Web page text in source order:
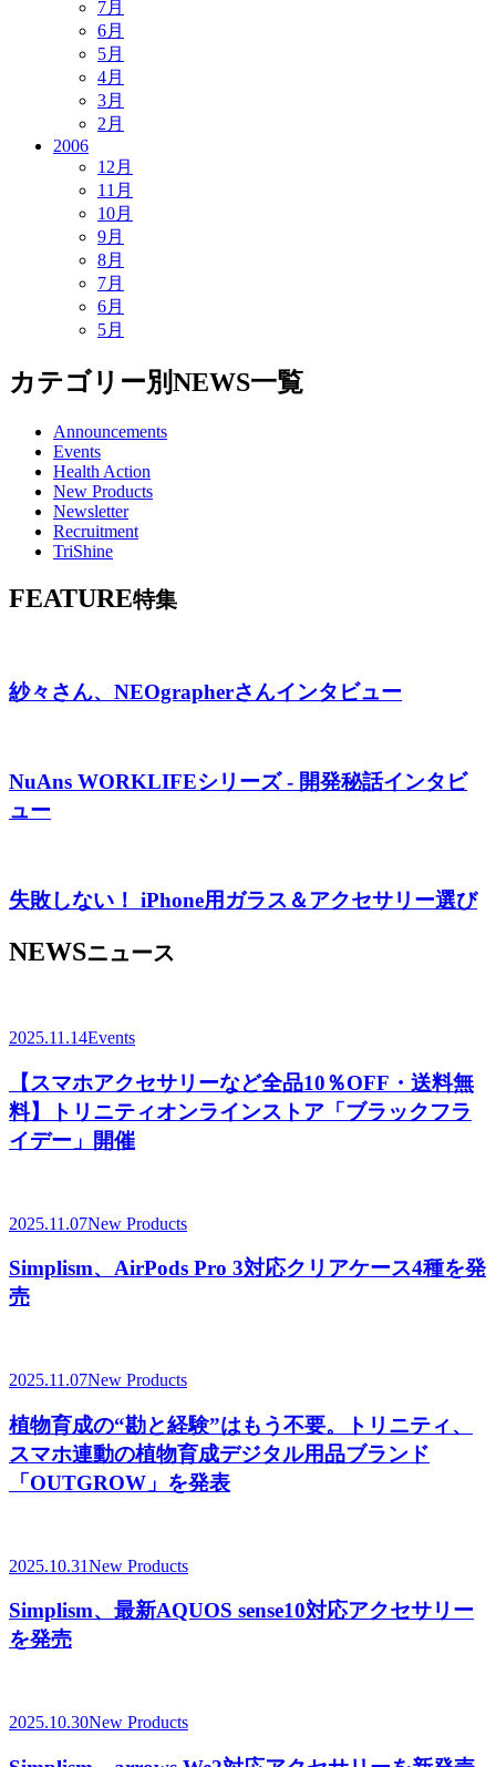
7月
6月
5月
4月
3月
2月
2006
12月
11月
10月
9月
8月
7月
6月
5月
カテゴリー別NEWS一覧
Announcements
Events
Health Action
New Products
Newsletter
Recruitment
TriShine
FEATURE特集
紗々さん、NEOgrapherさんインタビュー
NuAns WORKLIFEシリーズ - 開発秘話インタビ
ュー
失敗しない！ iPhone用ガラス＆アクセサリー選び
NEWSニュース
2025.11.14Events
【スマホアクセサリーなど全品10％OFF・送料無
料】トリニティオンラインストア「ブラックフラ
イデー」開催
2025.11.07New Products
Simplism、AirPods Pro 3対応クリアケース4種を発
売
2025.11.07New Products
植物育成の“勘と経験”はもう不要。トリニティ、
スマホ連動の植物育成デジタル用品ブランド
「OUTGROW」を発表
2025.10.31New Products
Simplism、最新AQUOS sense10対応アクセサリー
を発売
2025.10.30New Products